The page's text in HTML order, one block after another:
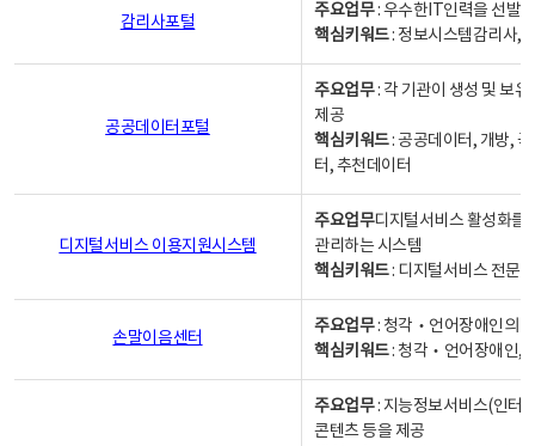
감리사포털
주요업무: 우수한IT인력을 선발
핵심키워드: 정보시스템감리사,
공공데이터포털
주요업무: 각 기관이 생성 및 보
제공
핵심키워드: 공공데이터, 개방,
터, 추천데이터
디지털서비스 이용지원시스템
주요업무디지털서비스 활성화를
관리하는 시스템
핵심키워드: 디지털서비스 전문
손말이음센터
주요업무: 청각‧언어장애인의
핵심키워드: 청각‧언어장애인,
주요업무: 지능정보서비스(인터
콘텐츠 등을 제공